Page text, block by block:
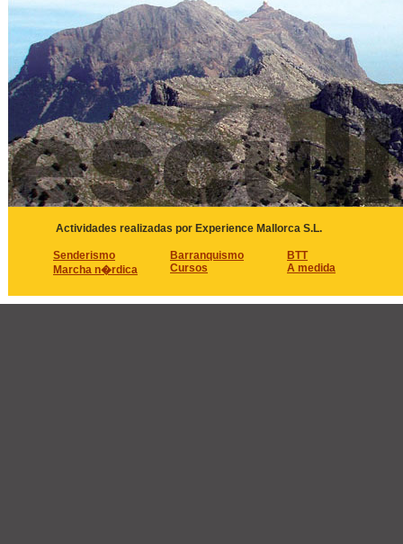
Actividades realizadas por Experience Mallorca S.L.
Senderismo Barranquismo
BTT
Marcha n�rdica
Cursos A medida